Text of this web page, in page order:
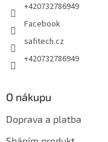
+420732786949
Facebook
safitech.cz
+420732786949
O nákupu
Doprava a platba